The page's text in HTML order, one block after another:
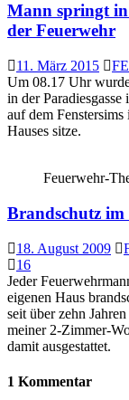
Mann springt
der Feuerwehr
11. März 2015
Um 08.17 Uhr
in der
auf dem
Hauses sitze.
Feuerwehr-
Brandschutz im
18. August 2009
16
Jeder
eigenen Haus
seit über zehn
meiner 2-Zimmer-
damit ausgestattet.
1 Kommentar